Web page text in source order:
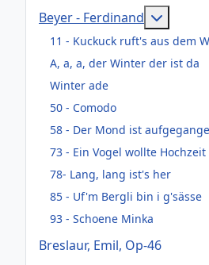
Beyer - Ferdinand
11 - Kuckuck ruft's aus dem
A, a, a, der Winter der ist da
Winter ade
50 - Comodo
58 - Der Mond ist
73 - Ein Vogel wollte
78- Lang, lang ist's her
85 - Uf'm Bergli bin i g'sässe
93 - Schoene Minka
Breslaur, Emil, Op-46